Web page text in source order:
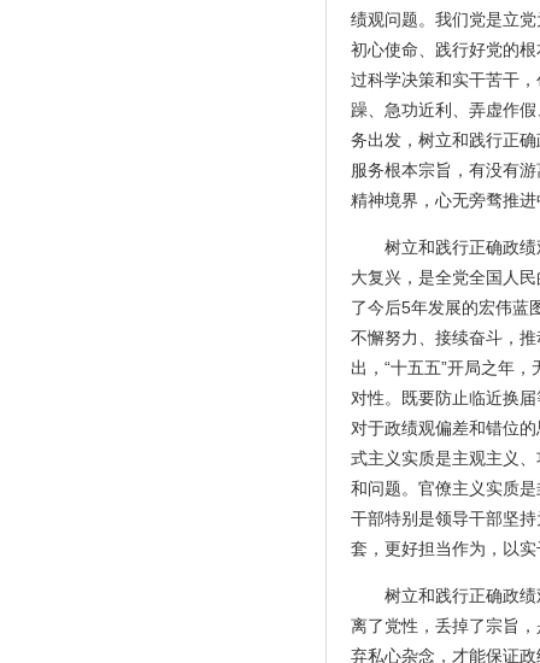
绩观问题。我们党是立
初心使命、践行好党的
过科学决策和实干苦干
躁、急功近利、弄虚作
务出发，树立和践行正
服务根本宗旨，有没有
精神境界，心无旁骛推
树立和践行正确政
大复兴，是全党全国人
了今后5年发展的宏伟蓝
不懈努力、接续奋斗，
出，“十五五”开局之年
对性。既要防止临近换
对于政绩观偏差和错位
式主义实质是主观主义
和问题。官僚主义实质
干部特别是领导干部坚
套，更好担当作为，以
树立和践行正确政
离了党性，丢掉了宗旨
弃私心杂念，才能保证